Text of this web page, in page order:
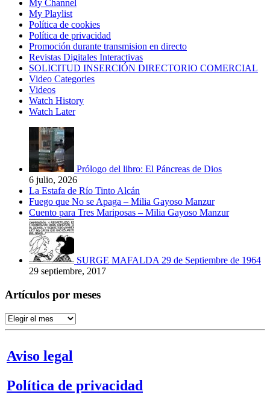
My Channel
My Playlist
Política de cookies
Política de privacidad
Promoción durante transmision en directo
Revistas Digitales Interactivas
SOLICITUD INSERCIÓN DIRECTORIO COMERCIAL
Video Categories
Videos
Watch History
Watch Later
Prólogo del libro: El Páncreas de Dios
6 julio, 2026
La Estafa de Río Tinto Alcán
Fuego que No se Apaga – Milia Gayoso Manzur
Cuento para Tres Mariposas – Milia Gayoso Manzur
SURGE MAFALDA 29 de Septiembre de 1964
29 septiembre, 2017
Artículos por meses
Artículos
por
Aviso legal
Política de privacidad